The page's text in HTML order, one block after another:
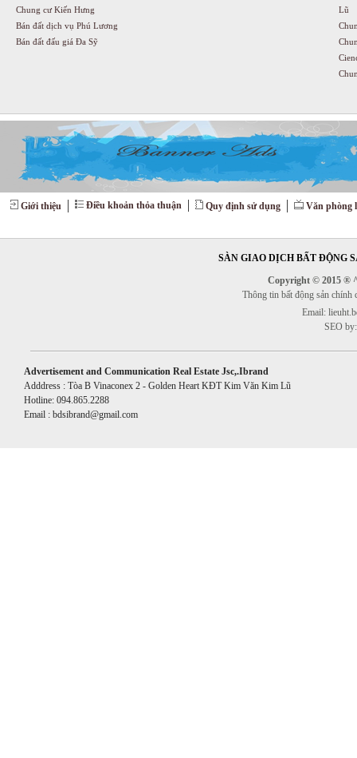
Chung cư Kiến Hưng
Bán đất dịch vụ Phú Lương
Bán đất đấu giá Đa Sỹ
Lũ
Giới thiệu Điều khoản thỏa thuận Quy định sử dụng Văn phòng
SÀN GIAO DỊCH BẤT ĐỘNG
Copyright © 2015 ®
Thông tin bất động sản
Email:
SEO
Advertisement and Communication Real Estate Jsc,.Ibrand
Adddress : Tòa B Vinaconex 2 - Golden Heart KĐT Kim Văn Kim Lũ
Hotline: 094.865.2288
Email : bdsibrand@gmail.com